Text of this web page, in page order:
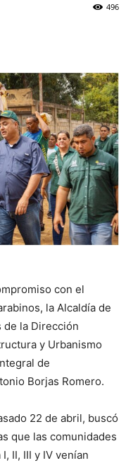
496
con el
la Alcaldía de
de la Dirección
y Urbanismo
de
Borjas Romero.
22 de abril, buscó
que las comunidades
II, III y IV venían